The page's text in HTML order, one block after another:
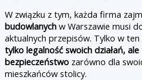
W związku z tym, każda firma
budowlanych w Warszawie musi
aktualnych przepisów. Tylko w
tylko legalność swoich działań,
bezpieczeństwo zarówno dla
mieszkańców stolicy.